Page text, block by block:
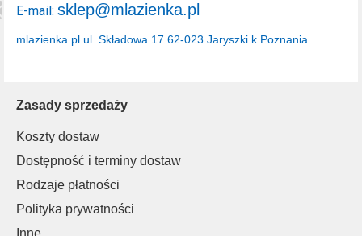
Zasady sprzedaży
Koszty dostaw
Dostępność i terminy dostaw
Rodzaje płatności
Polityka prywatności
Inne
mlazienka.pl ul. Składowa 17 62-023 Jaryszki k.Poznania
E-mail: sklep@mlazienka.pl